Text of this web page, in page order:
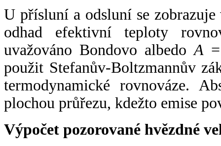
U přísluní a odsluní se
odhad efektivní teploty
uvažováno Bondovo albedoA
použit Stefanův-Boltzmannův
termodynamické rovnováze.
plochou průřezu, kdežto emise
Výpočet pozorované hvězdné